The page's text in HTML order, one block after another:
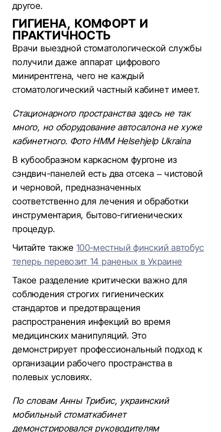
другое.
ГИГИЕНА, КОМФОРТ И
ПРАКТИЧНОСТЬ
Врачи выездной стоматологической службы
получили даже аппарат цифрового
минирентгена, чего не каждый
стоматологический частный кабинет имеет.
Стационарного пространства здесь не так
много, но оборудование автосалона не хуже
кабинетного. Фото HMM Helsehjelp Ukraina
В кубообразном каркасном фургоне из
сэндвич-панелей есть два отсека – чистовой
и черновой, предназначенных
соответственно для лечения и обработки
инструментария, бытово-гигиенических
процедур.
Читайте также100-местный финский автобус
теперь перевозит 14 раненых в Украине
Такое разделение критически важно для
соблюдения строгих гигиенических
стандартов и предотвращения
распространения инфекций во время
медицинских манипуляций. Это
демонстрирует профессиональный подход к
организации рабочего пространства в
полевых условиях.
По словам Анны Трибис, украинский
мобильный стоматкабинет
демонстрировался руководителям